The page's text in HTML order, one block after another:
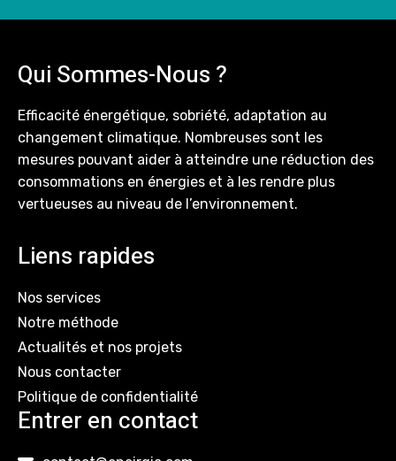
Qui Sommes-Nous ?
Efficacité énergétique, sobriété, adaptation au
changement climatique. Nombreuses sont les
mesures pouvant aider à atteindre une réduction des
consommations en énergies et à les rendre plus
vertueuses au niveau de l’environnement.
Liens rapides
Nos services
Notre méthode
Actualités et nos projets
Nous contacter
Politique de confidentialité
Entrer en contact